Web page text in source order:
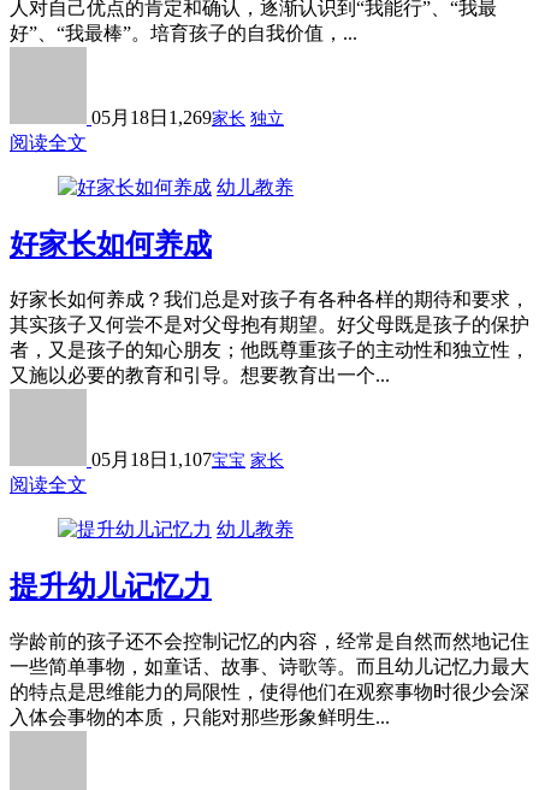
人对自己优点的肯定和确认，逐渐认识到“我能行”、“我最
好”、“我最棒”。培育孩子的自我价值，...
05月18日 1,269家长 独立
阅读全文
幼儿教养
好家长如何养成
好家长如何养成？我们总是对孩子有各种各样的期待和要求，
其实孩子又何尝不是对父母抱有期望。好父母既是孩子的保护
者，又是孩子的知心朋友；他既尊重孩子的主动性和独立性，
又施以必要的教育和引导。想要教育出一个...
05月18日 1,107宝宝 家长
阅读全文
幼儿教养
提升幼儿记忆力
学龄前的孩子还不会控制记忆的内容，经常是自然而然地记住
一些简单事物，如童话、故事、诗歌等。而且幼儿记忆力最大
的特点是思维能力的局限性，使得他们在观察事物时很少会深
入体会事物的本质，只能对那些形象鲜明生...